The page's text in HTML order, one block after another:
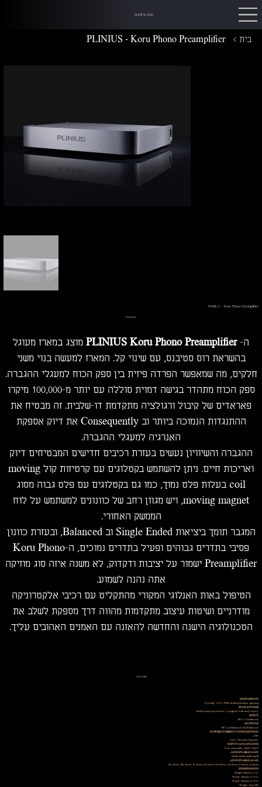
AUDIOLAND
בית >
PLINIUS - Koru Phono Preamplifier
PLINIUS - Koru Phono Preamplifier
מחיר‏17,500.00 ‏₪
ה-PLINIUS Koru Phono Preamplifier מוצג במארז מעוגל
בהשראת רוס סטיבנס, עם שינוי קל. המארז למעשה בנוי משני
חלקים, מה שמאפשר הפרדה פיזית בין ספק הכוח למעגלי ההגברה.
ספק הכוח מתהדר בגישה דמוית סוללה עם יותר מ-100,000 מיקרו
פאראדים של קיבול ורגולציה מתקדמת דו-שלבית. זה מבטיח את
ההתנגדות הנמוכה ביותר וב Consequently את דיוק אספקת
האנרגיה למעגלי ההגברה.
ההגברה והשיוויון נעשים בעזרת רכיבים חדישים המבטיחים דיוק
ואריכות חיים. ניתן להשתמש בקטלוגים עם קרטיזות קול moving
coil בעלות פלט נמוך, כמו גם בקטלוגים עם פלט גבוה מסוג
moving magnet, ויש מגוון רחב של כוונונים למשתמש על לוח
הממשק האחורי.
המגבר תומך ביציאות Single Ended וב Balanced, ובעזרת כוונון
פסיבי בתדרים גבוהים ופעיל בתדרים נמוכים, ה-Koru Phono
Preamplifier ישמור על יציבות ודקדוק, לא משנה איזה סוג מוזיקה
אתה נהנה לשמוע.
הטיפול באות האנלוגי המקורי מהתקליט עם רכיבי אלקטרוניקה
מודרניים ושיטות עיצוב מתקדמות מהווה דרך מספקת לשלב את
הטכנולוגיה הישנה והחדשה להאזנה עם האמנים האהובים עליך.
מפרט טכני
DISTORTION
Typically <0.01% THD at all levels below clipping
HUM & NOISE
-80dB at rated input level, A weighted with 5mV input
INPUT
RCA Unbalanced
OUTPUTS
RCA unbalanced XLR balanced
POWER/CURRENT CONSUMPTION
10W
0.03A (7W) Idle/Standby
INPUT CAPACITANCE
User adjustable, 100pF, 570pF
ADJUSTABLE GAIN
50dB, 56dB, 60dB, 66dB
ADJUSTABLE LOAD
47k ohms, 22k ohms, 1k ohms, 470 ohms, 220 ohms, 100 ohms, 47 ohms, 22 ohms
DIMENSIONS
Height: 90mm (3 1/2")
Width: 450mm (17 3/4")
Depth: 400mm (15 3/4")
Weight: 7kg (15lb)